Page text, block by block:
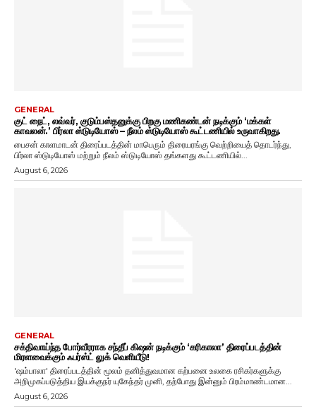
GENERAL
குட் நைட், லவ்வர், குடும்பஸ்தனுக்கு பிறகு மணிகண்டன் நடிக்கும் ‘மக்கள்
காவலன்.’ பிர்லா ஸ்டுடியோஸ் – நீலம் ஸ்டுடியோஸ் கூட்டணியில் உருவாகிறது.
பைசன் காளமாடன் திரைப்படத்தின் மாபெரும் திரையரங்கு வெற்றியைத் தொடர்ந்து,
பிர்லா ஸ்டுடியோஸ் மற்றும் நீலம் ஸ்டுடியோஸ் தங்களது கூட்டணியில்...
August 6, 2026
GENERAL
சக்திவாய்ந்த போர்வீரராக சந்தீப் கிஷன் நடிக்கும் ‘கரிகாலா’ திரைப்படத்தின்
மிரளவைக்கும் ஃபர்ஸ்ட் லுக் வெளியீடு!
'ஷம்பாலா' திரைப்படத்தின் மூலம் தனித்துவமான கற்பனை உலகை ரசிகர்களுக்கு
அறிமுகப்படுத்திய இயக்குநர் யுகேந்தர் முனி, தற்போது இன்னும் பிரம்மாண்டமான...
August 6, 2026